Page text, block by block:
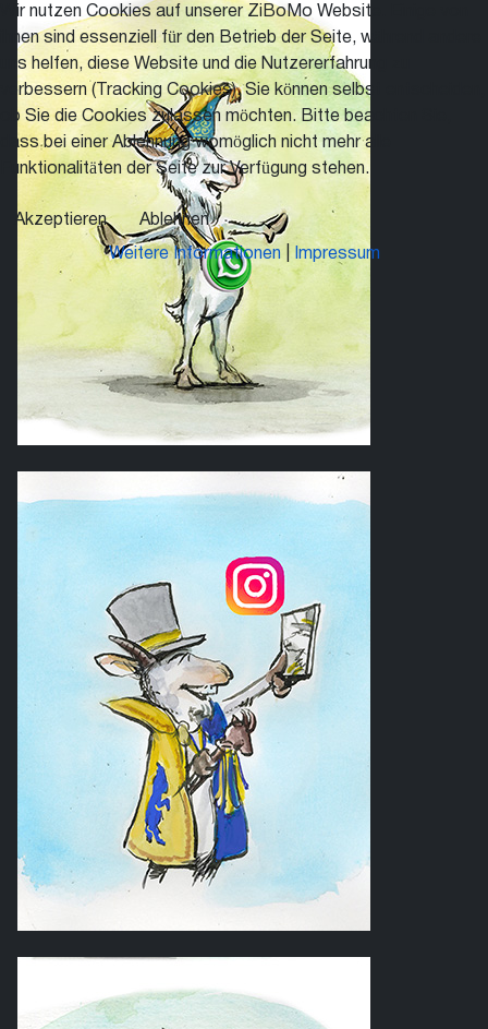
Wir nutzen Cookies auf unserer ZiBoMo Website. Einige von
ihnen sind essenziell für den Betrieb der Seite, während andere
uns helfen, diese Website und die Nutzererfahrung zu
verbessern (Tracking Cookies). Sie können selbst entscheiden,
ob Sie die Cookies zulassen möchten. Bitte beachten Sie,
dass bei einer Ablehnung womöglich nicht mehr alle
Funktionalitäten der Seite zur Verfügung stehen.
Akzeptieren Ablehnen
Weitere Informationen Impressum